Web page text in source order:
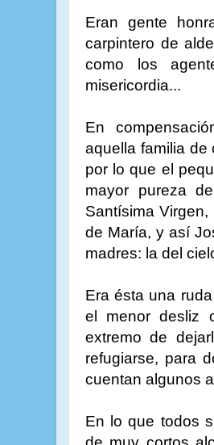
Eran gente
carpintero de
como los
misericordia...
En
aquella familia de
por lo que el
mayor pureza
Santísima
de María, y así
madres: la del
Era ésta una
el menor desliz
extremo de
refugiarse, para
cuentan algunos
En lo que todos